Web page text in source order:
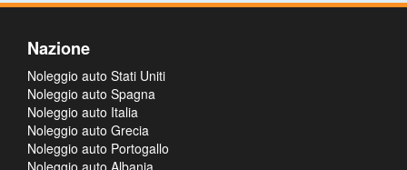
Nazione
Noleggio auto Stati Uniti
Noleggio auto Spagna
Noleggio auto Italia
Noleggio auto Grecia
Noleggio auto Portogallo
Noleggio auto Albania